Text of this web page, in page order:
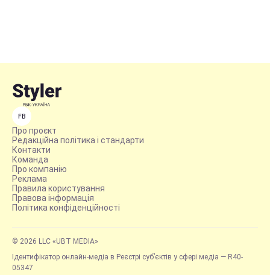
FB
Про проєкт
Редакційна політика і стандарти
Контакти
Команда
Про компанію
Реклама
Правила користування
Правова інформація
Політика конфіденційності
© 2026 LLC «UBT MEDIA»
Ідентифікатор онлайн-медіа в Реєстрі суб’єктів у сфері медіа — R40-
05347